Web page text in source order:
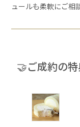
ュールも柔軟にご相
🤝ご成約の